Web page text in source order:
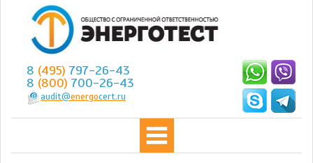
8 (495) 797-26-43
8 (800) 700-26-43
audit@energocert.ru